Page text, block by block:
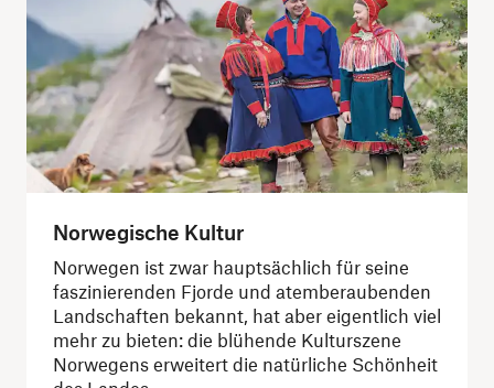
Norwegische Kultur
Norwegen ist zwar hauptsächlich für seine
faszinierenden Fjorde und atemberaubenden
Landschaften bekannt, hat aber eigentlich viel
mehr zu bieten: die blühende Kulturszene
Norwegens erweitert die natürliche Schönheit